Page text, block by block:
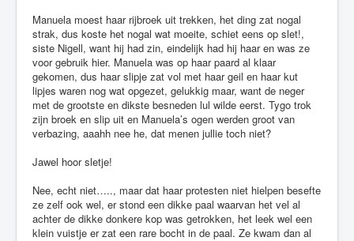
Manuela moest haar rijbroek uit trekken, het ding zat nogal
strak, dus koste het nogal wat moeite, schiet eens op slet!,
siste Nigell, want hij had zin, eindelijk had hij haar en was ze
voor gebruik hier. Manuela was op haar paard al klaar
gekomen, dus haar slipje zat vol met haar geil en haar kut
lipjes waren nog wat opgezet, gelukkig maar, want de neger
met de grootste en dikste besneden lul wilde eerst. Tygo trok
zijn broek en slip uit en Manuela’s ogen werden groot van
verbazing, aaahh nee he, dat menen jullie toch niet?
Jawel hoor sletje!
Nee, echt niet….., maar dat haar protesten niet hielpen besefte
ze zelf ook wel, er stond een dikke paal waarvan het vel al
achter de dikke donkere kop was getrokken, het leek wel een
klein vuistje er zat een rare bocht in de paal. Ze kwam dan al